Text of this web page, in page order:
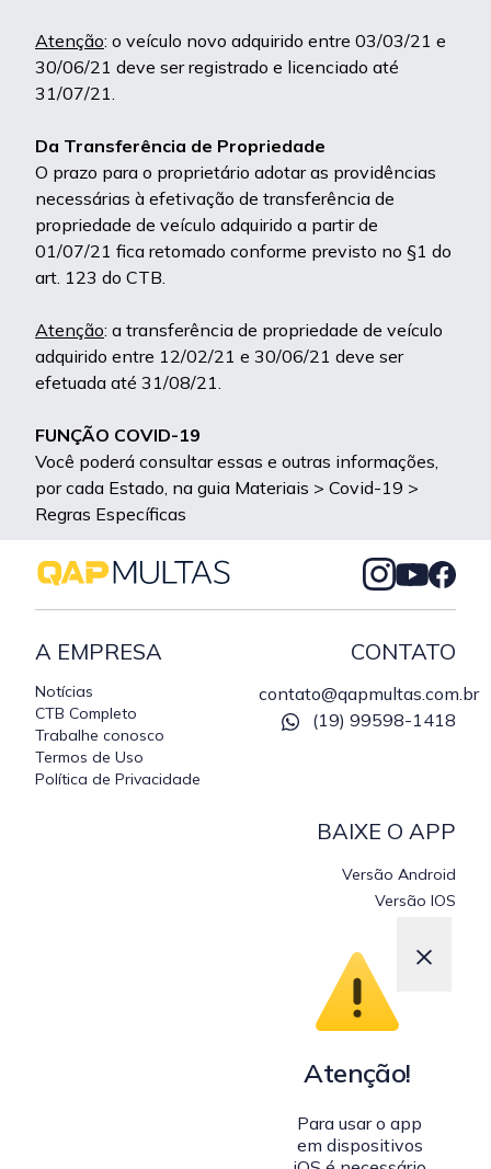
Atenção: o veículo novo adquirido entre 03/03/21 e
30/06/21 deve ser registrado e licenciado até
31/07/21.
Da Transferência de Propriedade
O prazo para o proprietário adotar as providências
necessárias à efetivação de transferência de
propriedade de veículo adquirido a partir de
01/07/21 fica retomado conforme previsto no §1 do
art. 123 do CTB.
Atenção: a transferência de propriedade de veículo
adquirido entre 12/02/21 e 30/06/21 deve ser
efetuada até 31/08/21.
FUNÇÃO COVID-19
Você poderá consultar essas e outras informações,
por cada Estado, na guia Materiais > Covid-19 >
Regras Específicas
A EMPRESA
Notícias
CTB Completo
Trabalhe conosco
Termos de Uso
Política de Privacidade
CONTATO
contato@qapmultas.com.br
(19) 99598-1418
BAIXE O APP
Versão Android
Versão IOS
Atenção!
×
Para usar o app
em dispositivos